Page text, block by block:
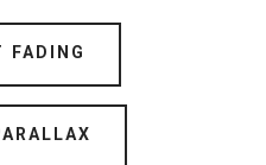
FADING